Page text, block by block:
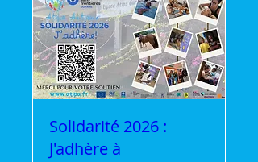
Solidarité 2026 :
J'adhère à